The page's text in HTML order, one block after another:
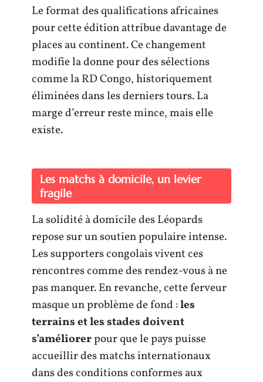
Le format des qualifications africaines
pour cette édition attribue davantage de
places au continent. Ce changement
modifie la donne pour des sélections
comme la RD Congo, historiquement
éliminées dans les derniers tours. La
marge d’erreur reste mince, mais elle
existe.
Les matchs à domicile, un levier
fragile
La solidité à domicile des Léopards
repose sur un soutien populaire intense.
Les supporters congolais vivent ces
rencontres comme des rendez-vous à ne
pas manquer. En revanche, cette ferveur
masque un problème de fond :les
terrains et les stades doivent
s’améliorerpour que le pays puisse
accueillir des matchs internationaux
dans des conditions conformes aux